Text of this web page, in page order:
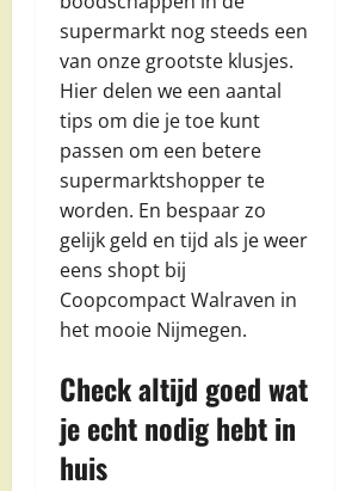
supermarkt nog steeds een
van onze grootste klusjes.
Hier delen we een aantal
tips om die je toe kunt
passen om een betere
supermarktshopper te
worden. En bespaar zo
gelijk geld en tijd als je weer
eens shopt bij
Coopcompact Walraven in
het mooie Nijmegen.
Check altijd goed wat
je echt nodig hebt in
huis